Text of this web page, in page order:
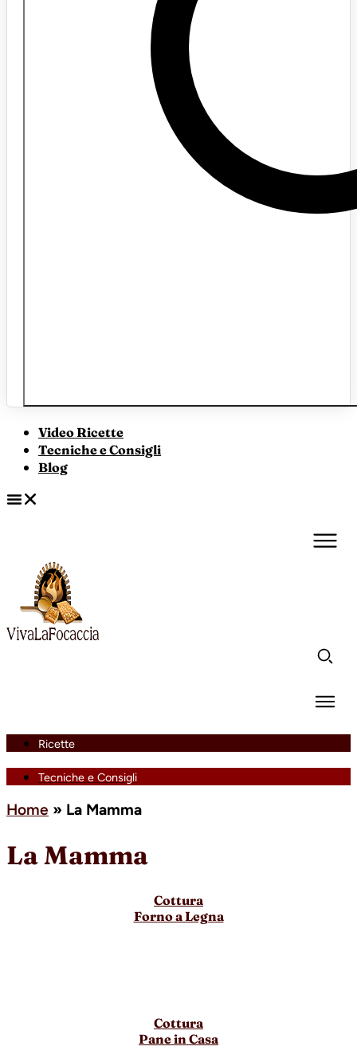
Video Ricette
Tecniche e Consigli
Blog
Ricette
Tecniche e Consigli
Home » La Mamma
La Mamma
Cottura
Forno a Legna
Cottura
Pane in Casa